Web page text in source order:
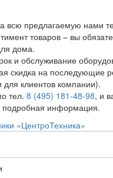
всю предлагаемую нами
товаров – вы
дома.
и обслуживание
скидка на последующие
для клиентов компании).
тел. 8 (495) 181-48-98, и
подробная информация.